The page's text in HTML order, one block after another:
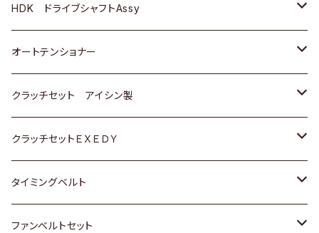
ＢＥＮＺ
スバル
三菱
スバル
マツダ
三菱
スバル
マツダ
三菱
スバル
日産
いすゞ
ダイハツ
マツダ
三菱
スバル
ＢＭＷ
GOLF
ＷＡＧＥＮ
アストロ（シボレー）
クライスラー
ＢＭＷ
ＷＡＧＥＮ
ＶＯＬＶＯ
トヨタ
ホンダ
スズキ
日産
ダイハツ
マツダ
HDK ドライブシャフトAssy
スズキ
ダイハツ
日産
ホンダ
マツダ
オートテンショナー
トヨタ
クラッチセット アイシン製
ホンダ
スズキ
ダイハツ
クラッチセットＥＸＥＤＹ
ホンダ
スズキ
タイミングベルト
トヨタ
ファンベルトセット